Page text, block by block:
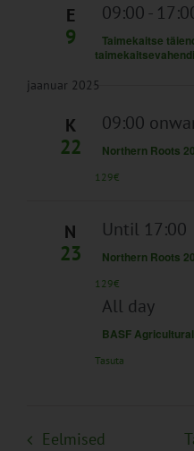
E
9
09:00-
Taimekaitse
jaanuar 2025
K
22
09:00
Northern Roots
129€
N
23
Until 17:00
Northern Roots
129€
All day
BASF
Tasuta
Eelmised Sündmused